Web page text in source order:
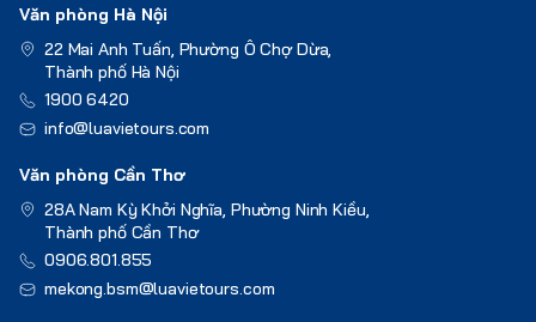
Văn phòng Hà Nội
22 Mai Anh Tuấn, Phường Ô Chợ Dừa,
Thành phố Hà Nội
1900 6420
info@luavietours.com
Văn phòng Cần Thơ
28A Nam Kỳ Khởi Nghĩa, Phường Ninh Kiều,
Thành phố Cần Thơ
0906.801.855
mekong.bsm@luavietours.com